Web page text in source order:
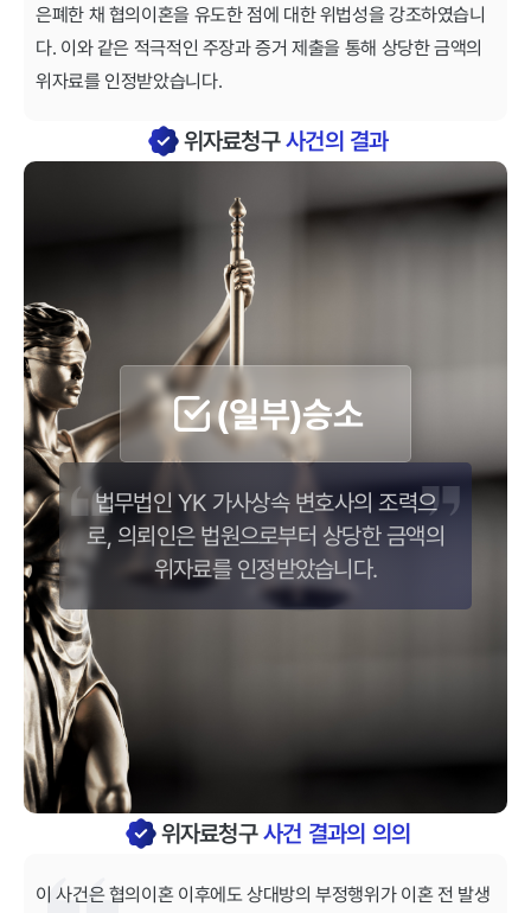
은폐한 채 협의이혼을 유도한 점에 대한 위법성을 강조하였습니
다. 이와 같은 적극적인 주장과 증거 제출을 통해 상당한 금액의
위자료를 인정받았습니다.
위자료청구사건의 결과
(일부)승소
법무법인 YK 가사상속 변호사의 조력으
로, 의뢰인은 법원으로부터 상당한 금액의
위자료를 인정받았습니다.
위자료청구사건 결과의 의의
이 사건은 협의이혼 이후에도 상대방의 부정행위가 이혼 전 발생